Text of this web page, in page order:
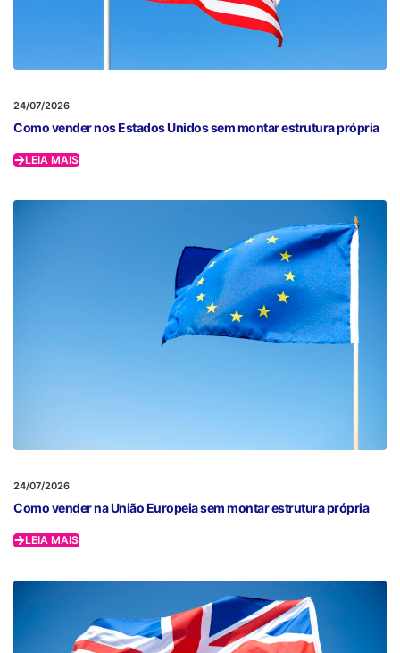
24/07/2026
Como vender nos Estados Unidos sem montar estrutura própria
LEIA MAIS
24/07/2026
Como vender na União Europeia sem montar estrutura própria
LEIA MAIS